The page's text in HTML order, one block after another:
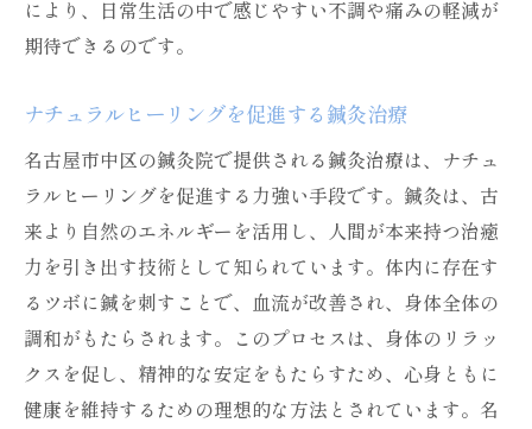
により、日常生活の中で感じやすい不調や痛みの軽減が
期待できるのです。
ナチュラルヒーリングを促進する鍼灸治療
名古屋市中区の鍼灸院で提供される鍼灸治療は、ナチュ
ラルヒーリングを促進する力強い手段です。鍼灸は、古
来より自然のエネルギーを活用し、人間が本来持つ治癒
力を引き出す技術として知られています。体内に存在す
るツボに鍼を刺すことで、血流が改善され、身体全体の
調和がもたらされます。このプロセスは、身体のリラッ
クスを促し、精神的な安定をもたらすため、心身ともに
健康を維持するための理想的な方法とされています。名